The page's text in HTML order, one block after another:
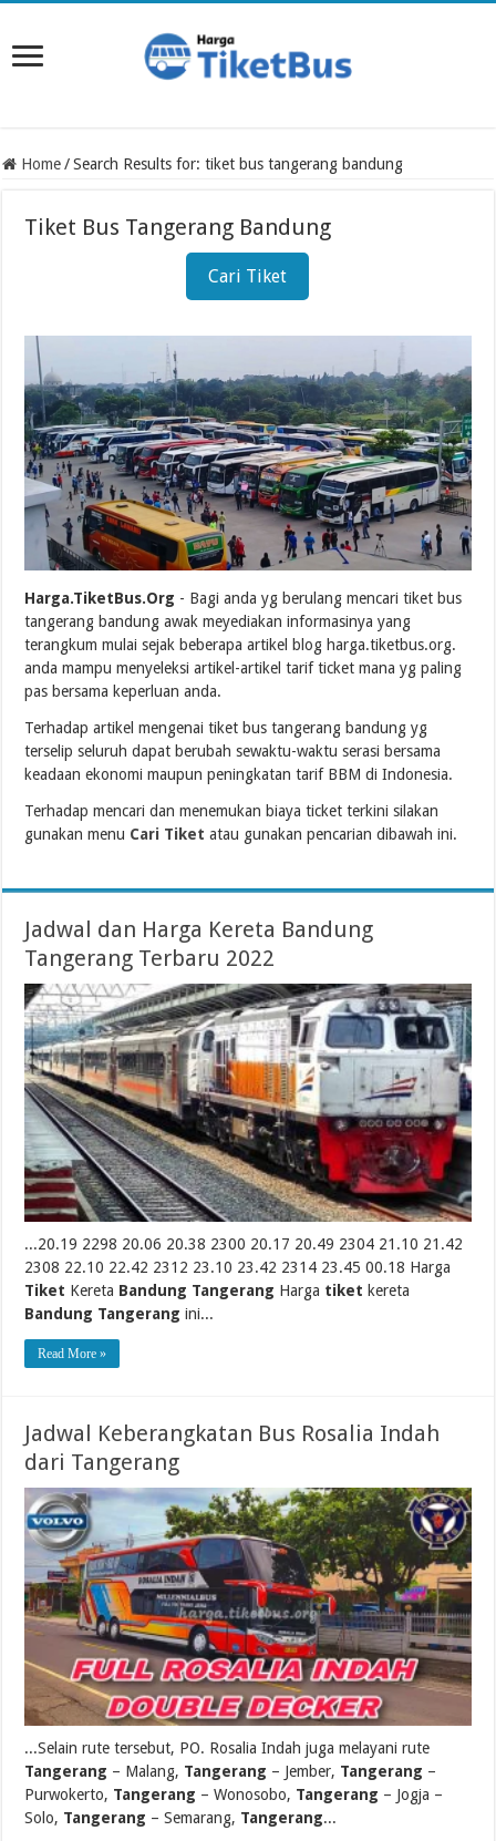
Home / Search Results for: tiket bus tangerang bandung
Tiket Bus Tangerang Bandung
Cari Tiket
Harga.TiketBus.Org - Bagi anda yg berulang mencari tiket bus
tangerang bandung awak meyediakan informasinya yang
terangkum mulai sejak beberapa artikel blog harga.tiketbus.org.
anda mampu menyeleksi artikel-artikel tarif ticket mana yg paling
pas bersama keperluan anda.
Terhadap artikel mengenai tiket bus tangerang bandung yg
terselip seluruh dapat berubah sewaktu-waktu serasi bersama
keadaan ekonomi maupun peningkatan tarif BBM di Indonesia.
Terhadap mencari dan menemukan biaya ticket terkini silakan
gunakan menu Cari Tiket atau gunakan pencarian dibawah ini.
Jadwal dan Harga Kereta Bandung
Tangerang Terbaru 2022
...20.19 2298 20.06 20.38 2300 20.17 20.49 2304 21.10 21.42
2308 22.10 22.42 2312 23.10 23.42 2314 23.45 00.18 Harga
Tiket Kereta Bandung Tangerang Harga tiket kereta
Bandung Tangerang ini...
Read More »
Jadwal Keberangkatan Bus Rosalia Indah
dari Tangerang
...Selain rute tersebut, PO. Rosalia Indah juga melayani rute
Tangerang – Malang, Tangerang – Jember, Tangerang –
Purwokerto, Tangerang – Wonosobo, Tangerang – Jogja –
Solo, Tangerang – Semarang, Tangerang...